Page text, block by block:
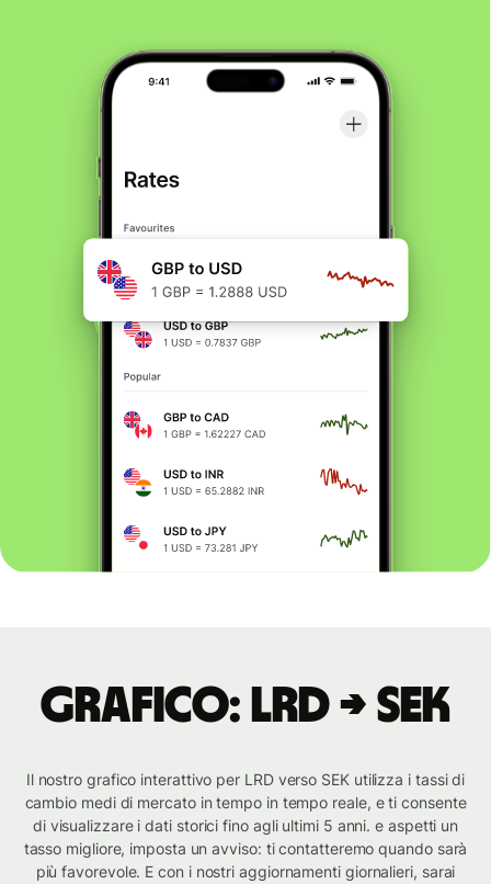
Grafico: LRD → SEK
Il nostro grafico interattivo per LRD verso SEK utilizza i tassi di
cambio medi di mercato in tempo in tempo reale, e ti consente
di visualizzare i dati storici fino agli ultimi 5 anni. e aspetti un
tasso migliore, imposta un avviso: ti contatteremo quando sarà
più favorevole. E con i nostri aggiornamenti giornalieri, sarai